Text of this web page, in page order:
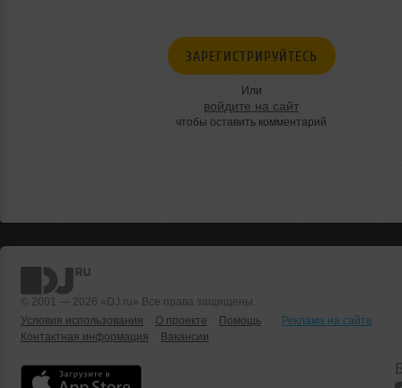
ЗАРЕГИСТРИРУЙТЕСЬ
Или
войдите на сайт
чтобы оставить комментарий
© 2001 — 2026 «DJ.ru» Все права защищены.
Условия использования
О проекте Помощь
Реклама на сайте
Контактная информация
Вакансии